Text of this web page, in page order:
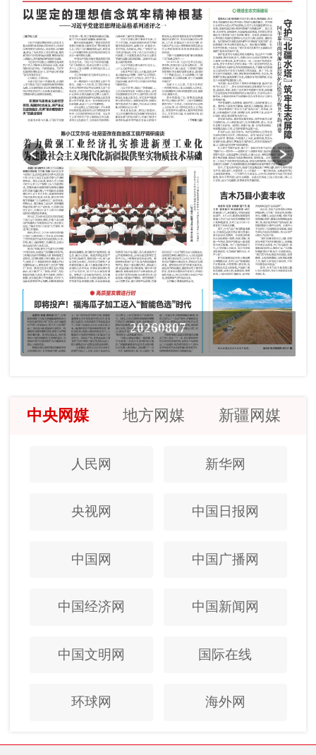
20260807
中央网媒 地方网媒 新疆网媒
人民网 新华网
央视网 中国日报网
中国网 中国广播网
中国经济网 中国新闻网
中国文明网 国际在线
环球网 海外网